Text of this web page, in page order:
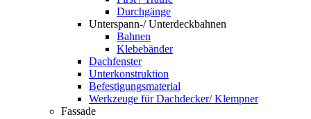
Durchgänge
Unterspann-/ Unterdeckbahnen
Bahnen
Klebebänder
Dachfenster
Unterkonstruktion
Befestigungsmaterial
Werkzeuge für Dachdecker/ Klempner
Fassade